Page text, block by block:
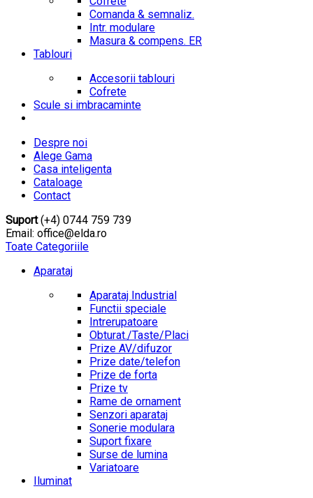
Comanda & semnaliz.
Intr. modulare
Masura & compens. ER
Tablouri
Accesorii tablouri
Cofrete
Scule si imbracaminte
Despre noi
Alege Gama
Casa inteligenta
Cataloage
Contact
Suport(+4) 0744 759 739
Email: office@elda.ro
Toate Categoriile
Aparataj
Aparataj Industrial
Functii speciale
Intrerupatoare
Obturat./Taste/Placi
Prize AV/difuzor
Prize date/telefon
Prize de forta
Prize tv
Rame de ornament
Senzori aparataj
Sonerie modulara
Suport fixare
Surse de lumina
Variatoare
Iluminat